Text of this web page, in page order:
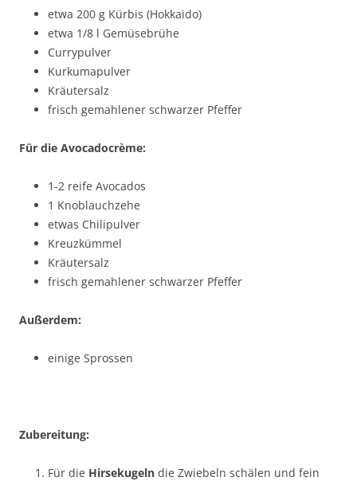
etwa 200 g Kürbis (Hokkaido)
etwa 1/8 l Gemüsebrühe
Currypulver
Kurkumapulver
Kräutersalz
frisch gemahlener schwarzer Pfeffer
Für die Avocadocrème:
1-2 reife Avocados
1 Knoblauchzehe
etwas Chilipulver
Kreuzkümmel
Kräutersalz
frisch gemahlener schwarzer Pfeffer
Außerdem:
einige Sprossen
Zubereitung:
Für die Hirsekugeln die Zwiebeln schälen und fein